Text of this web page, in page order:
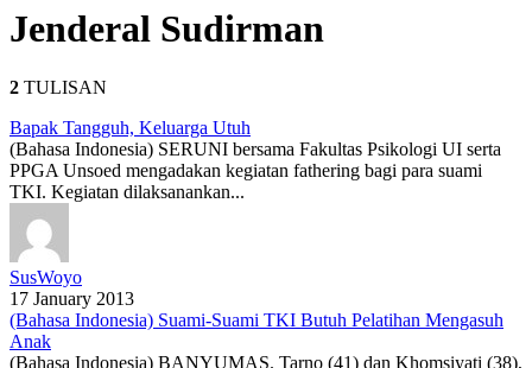
Jenderal Sudirman
2 TULISAN
Bapak Tangguh, Keluarga Utuh
(Bahasa Indonesia) SERUNI bersama Fakultas Psikologi UI serta
PPGA Unsoed mengadakan kegiatan fathering bagi para suami
TKI. Kegiatan dilaksanankan...
SusWoyo
17 January 2013
(Bahasa Indonesia) Suami-Suami TKI Butuh Pelatihan Mengasuh
Anak
(Bahasa Indonesia) BANYUMAS. Tarno (41) dan Khomsiyati (38),